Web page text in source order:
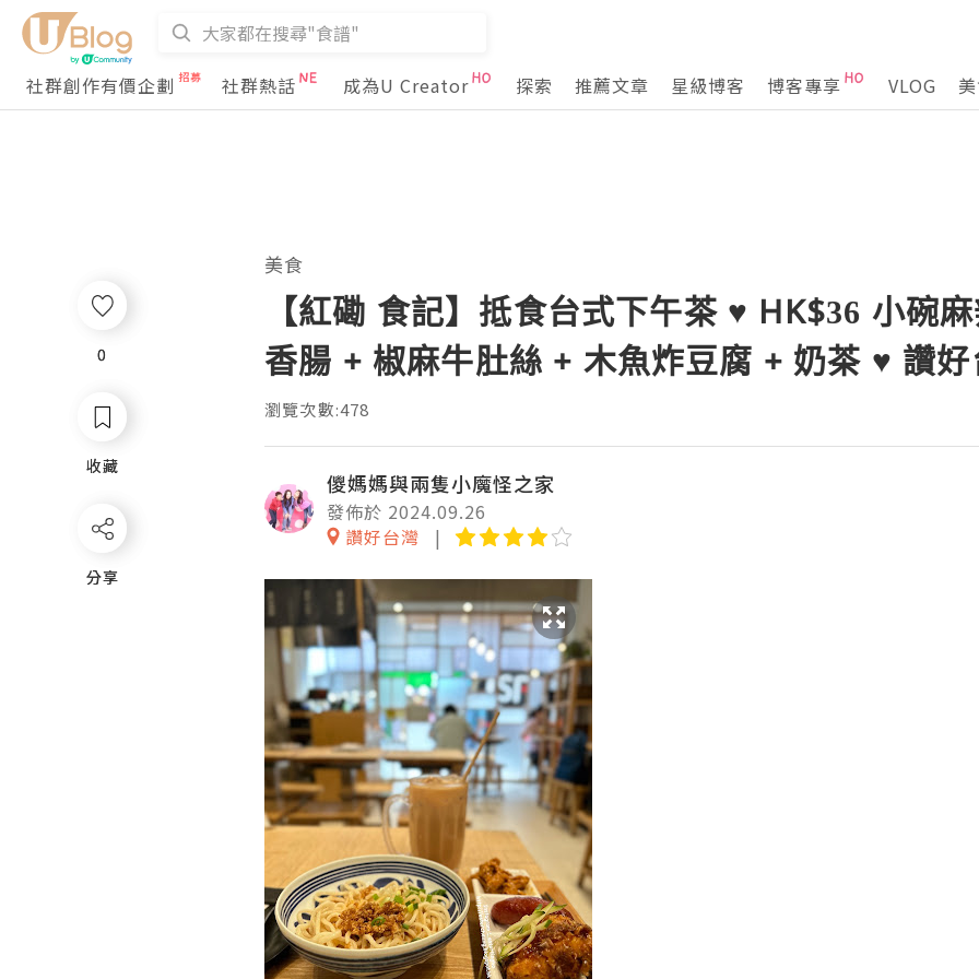
社群創作有價企劃 社群熱話 成為U Creator 探索 推薦文章 星級博客 博客專享 VLOG
0
收藏
分享
美食
【紅磡 食記】抵食台式下午茶 ♥ HK$36 小碗
香腸 + 椒麻牛肚絲 + 木魚炸豆腐 + 奶茶 ♥ 讚
瀏覽次數:478
儍媽媽與兩隻小魔怪之家
發佈於 2024.09.26
讚好台灣
0
收藏
分享